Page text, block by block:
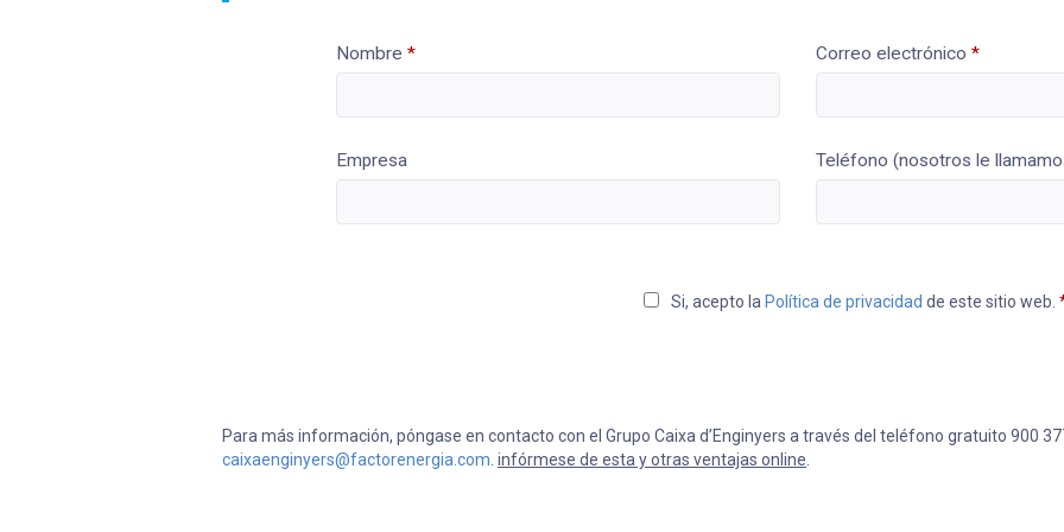
Nombre * Correo electrónico *
Empresa Teléfono (nosotros le
Si, acepto la Política de privacidad de este sitio web.
Para más información, póngase en contacto con el Grupo Caixa d’Enginyers a través del teléfono gratuito 900
caixaenginyers@factorenergia.com. infórmese de esta y otras ventajas online.